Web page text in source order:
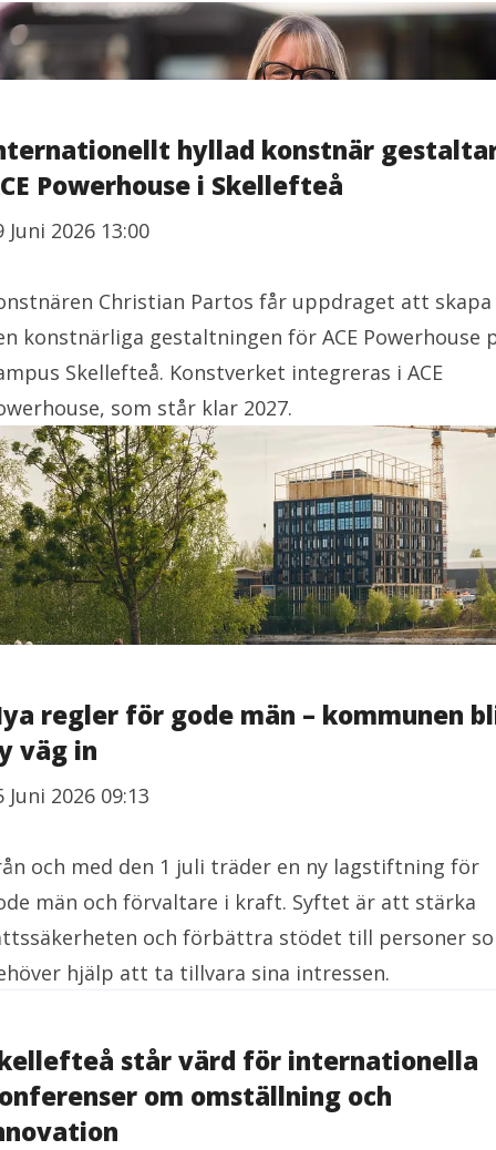
hyllad konstnär
Powerhouse i Skellefteå
Juni 2026 13:00
Christian Partos får uppdraget att skapa
konstnärliga gestaltningen för ACE Powerhouse
Skellefteå. Konstverket integreras i ACE
som står klar 2027.
regler för gode män – kommunen
väg in
Juni 2026 09:13
och med den 1 juli träder en ny lagstiftning för
män och förvaltare i kraft. Syftet är att stärka
och förbättra stödet till personer
hjälp att ta tillvara sina intressen.
står värd för internationella
om omställning och